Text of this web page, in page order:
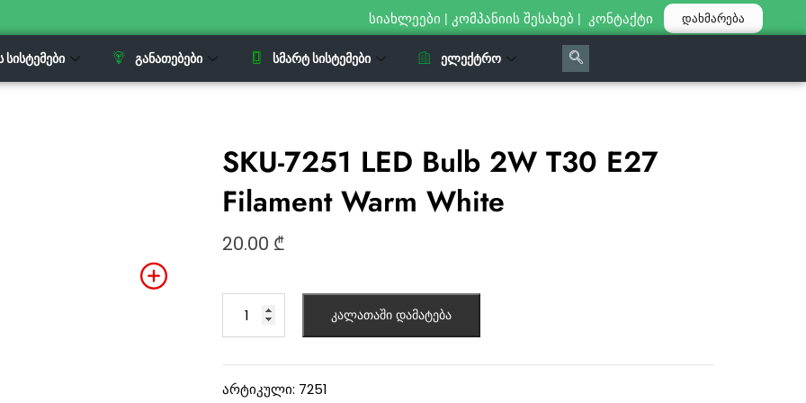
სიახლეები | კომპანიის შესახებ | კონტაქტი დახმარება
ᲡᲘᲡᲢᲔᲛᲔᲑᲘ ᲒᲐᲜᲐᲗᲔᲑᲔᲑᲘ ᲡᲛᲐᲠᲢ ᲡᲘᲡᲢᲔᲛᲔᲑᲘ ᲔᲚᲔᲥᲢᲠᲝ
SKU-7251 LED Bulb 2W T30 E27
Filament Warm White
20.00 ₾
კალათაში დამატება
არტიკული: 7251